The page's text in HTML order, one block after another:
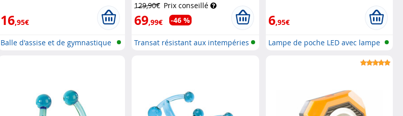
16,95€
Balle d'assise et de gymnastique
129,90€ Prix conseillé
69,99€ -46 %
Transat résistant aux intempéries
6,95€
Lampe de poche LED avec lampe